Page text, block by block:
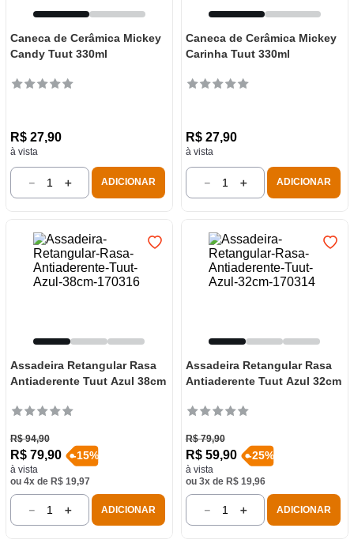
Caneca de Cerâmica Mickey
Candy Tuut 330ml
R$ 27,90
à vista
＋
－ ADICIONAR
Caneca de Cerâmica Mickey
Carinha Tuut 330ml
R$ 27,90
à vista
＋
－ ADICIONAR
Assadeira Retangular Rasa
Antiaderente Tuut Azul 38cm
R$ 94,90
R$ 79,90
à vista
-15%
ou 4x de R$ 19,97
＋
－ ADICIONAR
Assadeira Retangular Rasa
Antiaderente Tuut Azul 32cm
R$ 79,90
R$ 59,90
à vista
-25%
ou 3x de R$ 19,96
＋
－ ADICIONAR